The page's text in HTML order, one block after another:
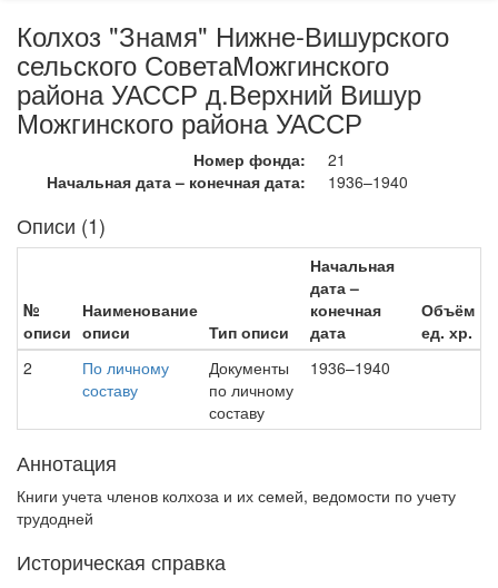
Колхоз "Знамя" Нижне-Вишурского
сельского СоветаМожгинского
района УАССР д.Верхний Вишур
Можгинского района УАССР
Номер фонда:
21
Начальная дата – конечная дата:
1936–1940
Описи (1)
№
описи
Наименование
описи
Тип описи
Начальная
дата –
конечная
дата
Объём
ед. хр.
2
По личному
составу
Документы
по личному
составу
1936–1940
Аннотация
Книги учета членов колхоза и их семей, ведомости по учету
трудодней
Историческая справка